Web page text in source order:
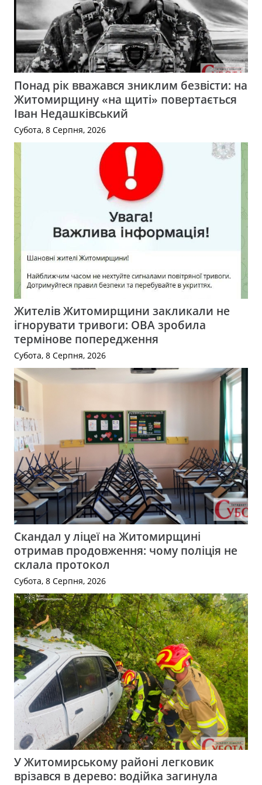
Понад рік вважався зниклим безвісти: на
Житомирщину «на щиті» повертається
Іван Недашківський
Субота, 8 Серпня, 2026
Жителів Житомирщини закликали не
ігнорувати тривоги: ОВА зробила
термінове попередження
Субота, 8 Серпня, 2026
Скандал у ліцеї на Житомирщині
отримав продовження: чому поліція не
склала протокол
Субота, 8 Серпня, 2026
У Житомирському районі легковик
врізався в дерево: водійка загинула